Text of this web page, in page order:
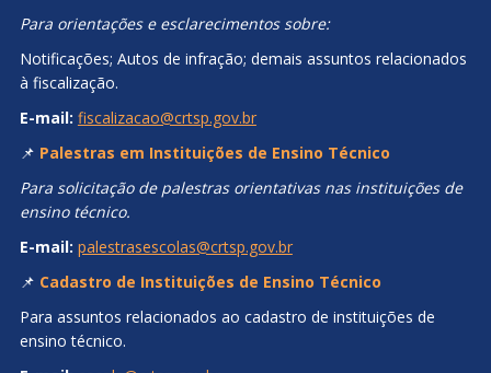
Para orientações e esclarecimentos sobre:
Notificações; Autos de infração; demais assuntos relacionados
à fiscalização.
E-mail: fiscalizacao@crtsp.gov.br
📌 Palestras em Instituições de Ensino Técnico
Para solicitação de palestras orientativas nas instituições de
ensino técnico.
E-mail: palestrasescolas@crtsp.gov.br
📌 Cadastro de Instituições de Ensino Técnico
Para assuntos relacionados ao cadastro de instituições de
ensino técnico.